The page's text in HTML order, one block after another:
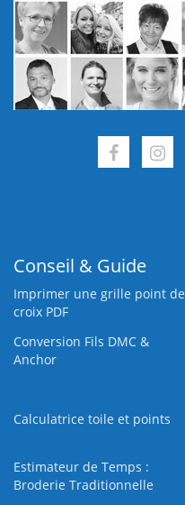
Conseil & Guide
Imprimer une grille point de
croix PDF
Conversion Fils DMC &
Anchor
Calculatrice toile et points
Estimateur de Temps :
Broderie Traditionnelle